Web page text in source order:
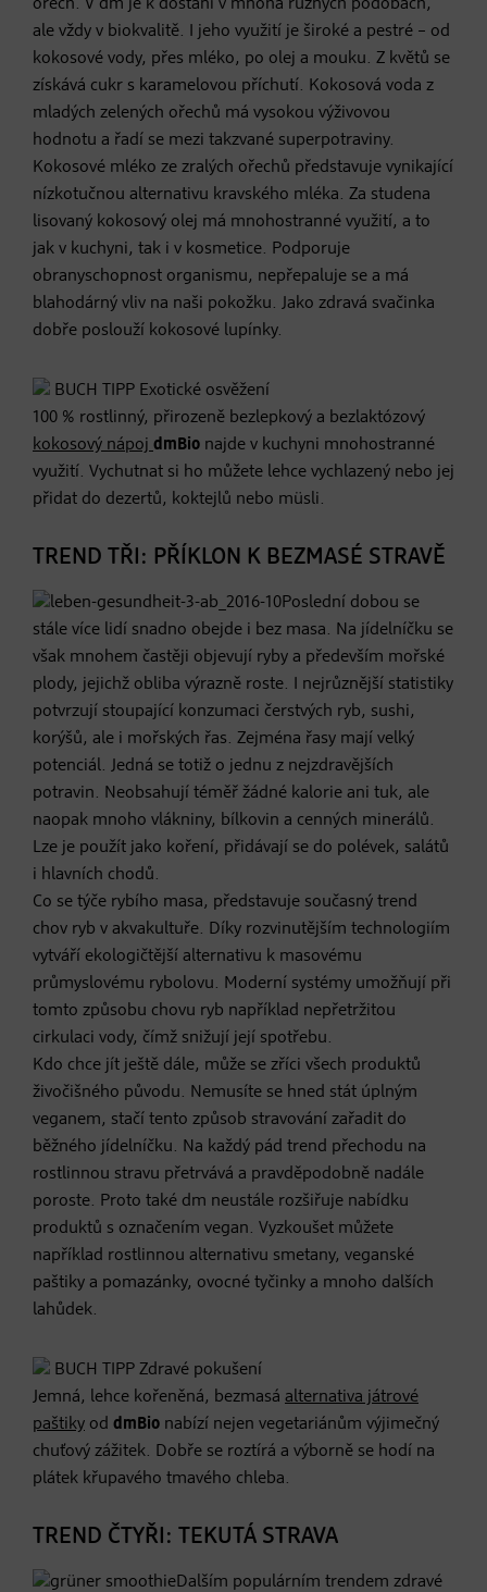
ořech. V dm je k dostání v mnoha různých podobách,
ale vždy v biokvalitě. I jeho využití je široké a pestré – od
kokosové vody, přes mléko, po olej a mouku. Z květů se
získává cukr s karamelovou příchutí. Kokosová voda z
mladých zelených ořechů má vysokou výživovou
hodnotu a řadí se mezi takzvané superpotraviny.
Kokosové mléko ze zralých ořechů představuje vynikající
nízkotučnou alternativu kravského mléka. Za studena
lisovaný kokosový olej má mnohostranné využití, a to
jak v kuchyni, tak i v kosmetice. Podporuje
obranyschopnost organismu, nepřepaluje se a má
blahodárný vliv na naši pokožku. Jako zdravá svačinka
dobře poslouží kokosové lupínky.
BUCH TIPP Exotické osvěžení
100 % rostlinný, přirozeně bezlepkový a bezlaktózový
kokosový nápoj dmBio najde v kuchyni mnohostranné
využití. Vychutnat si ho můžete lehce vychlazený nebo jej
přidat do dezertů, koktejlů nebo müsli.
TREND TŘI: PŘÍKLON K BEZMASÉ STRAVĚ
Poslední dobou se
stále více lidí snadno obejde i bez masa. Na jídelníčku se
však mnohem častěji objevují ryby a především mořské
plody, jejichž obliba výrazně roste. I nejrůznější statistiky
potvrzují stoupající konzumaci čerstvých ryb, sushi,
korýšů, ale i mořských řas. Zejména řasy mají velký
potenciál. Jedná se totiž o jednu z nejzdravějších
potravin. Neobsahují téměř žádné kalorie ani tuk, ale
naopak mnoho vlákniny, bílkovin a cenných minerálů.
Lze je použít jako koření, přidávají se do polévek, salátů
i hlavních chodů.
Co se týče rybího masa, představuje současný trend
chov ryb v akvakultuře. Díky rozvinutějším technologiím
vytváří ekologičtější alternativu k masovému
průmyslovému rybolovu. Moderní systémy umožňují při
tomto způsobu chovu ryb například nepřetržitou
cirkulaci vody, čímž snižují její spotřebu.
Kdo chce jít ještě dále, může se zříci všech produktů
živočišného původu. Nemusíte se hned stát úplným
veganem, stačí tento způsob stravování zařadit do
běžného jídelníčku. Na každý pád trend přechodu na
rostlinnou stravu přetrvává a pravděpodobně nadále
poroste. Proto také dm neustále rozšiřuje nabídku
produktů s označením vegan. Vyzkoušet můžete
například rostlinnou alternativu smetany, veganské
paštiky a pomazánky, ovocné tyčinky a mnoho dalších
lahůdek.
BUCH TIPP Zdravé pokušení
Jemná, lehce kořeněná, bezmasá alternativa játrové
paštiky od dmBio nabízí nejen vegetariánům výjimečný
chuťový zážitek. Dobře se roztírá a výborně se hodí na
plátek křupavého tmavého chleba.
TREND ČTYŘI: TEKUTÁ STRAVA
Dalším populárním trendem zdravé